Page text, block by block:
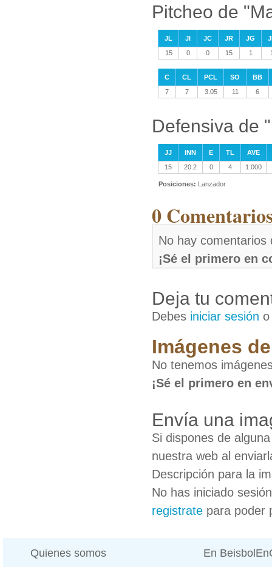
Pitcheo de
JL JI JC JR JG
15
0 0 15 1
C CL PCL SO
BB
7
7 3.05 11 6
Defensiva de
JJ INN E TL
AVE
15
20.2 0 4 1.000
Posiciones: Lanzador
0
No hay comentarios
¡Sé el primero en
Deja tu
Debes iniciar sesión
Imágenes
No tenemos
¡Sé el primero en
Envía una
Si dispones de
nuestra web al
Descripción para la
No has iniciado
registrate para poder
Quienes somos En